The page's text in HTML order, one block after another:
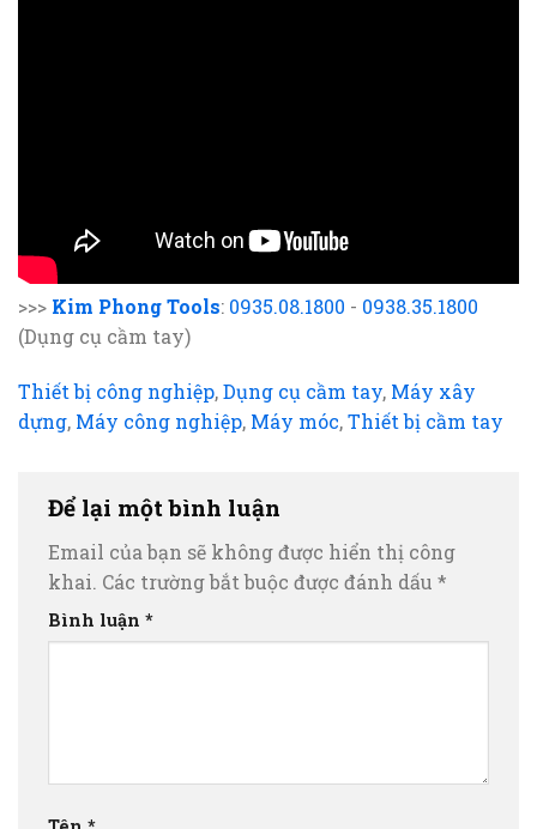
>>> Kim Phong Tools: 0935.08.1800 - 0938.35.1800
(Dụng cụ cầm tay)
Thiết bị công nghiệp,Dụng cụ cầm tay, Máy xây
dựng, Máy công nghiệp, Máy móc,Thiết bị cầm tay
Để lại một bình luận
Email của bạn sẽ không được hiển thị công
khai. Các trường bắt buộc được đánh dấu *
Bình luận *